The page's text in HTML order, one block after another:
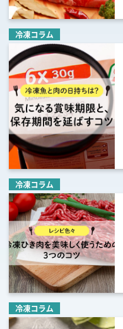
冷凍コラム
冷凍コラム
冷凍コラム